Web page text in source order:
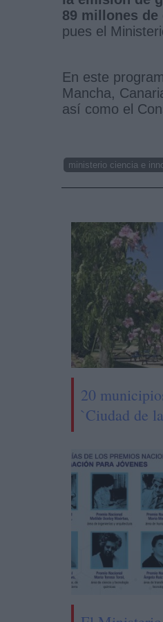
89 millones de
pues el
En este
Mancha,
así como el
ministerio ciencia e
20
`Ciudad de